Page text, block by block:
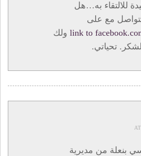
للالتقاء به…هل
مع على
link to ولك
تحياتي.
بنعلة من مديرية